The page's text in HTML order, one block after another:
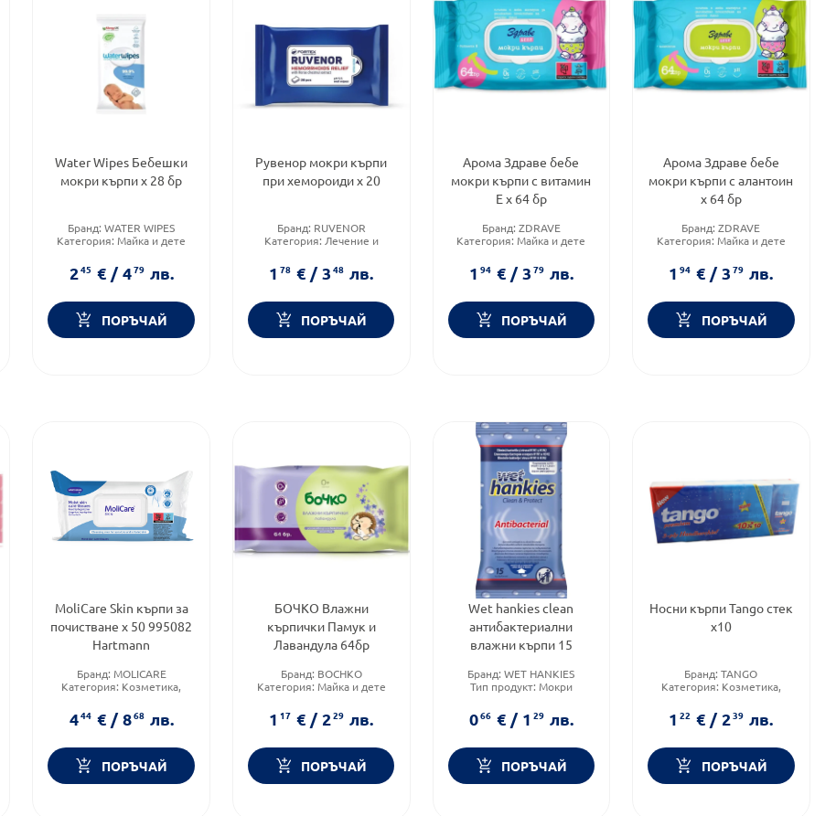
Water Wipes Бебешки
мокри кърпи х 28 бр
Бранд:WATER WIPES
Категория: Майка и дете
кърпички
245 € / 479 лв.
ПОРЪЧАЙ
Рувенор мокри кърпи
при хемороиди х 20
Бранд: RUVENOR
Категория: Лечение и
Форма на продукта:
кърпички
178 € / 348 лв.
ПОРЪЧАЙ
Арома Здраве бебе
мокри кърпи с витамин
Е х 64 бр
Бранд: ZDRAVE
Категория: Майка и дете
кърпички
194 € / 379 лв.
ПОРЪЧАЙ
Арома Здраве бебе
мокри кърпи с алантоин
х 64 бр
Бранд:ZDRAVE
Категория: Майка и дете
кърпички
194 € / 379 лв.
ПОРЪЧАЙ
MoliCare Skin кърпи за
почистване х 50 995082
Hartmann
Бранд: MOLICARE
Категория: Козметика,
Тип продукт:Мокри
кърпички
444 € / 868 лв.
ПОРЪЧАЙ
БОЧКО Влажни
кърпички Памук и
Лавандула 64бр
Бранд: BOCHKO
Категория: Майка и дете
кърпи
117 € / 229 лв.
ПОРЪЧАЙ
Wet hankies clean
антибактериални
влажни кърпи 15
Бранд:WET HANKIES
Тип продукт: Мокри
Форма на продукта:
кърпички
066 € / 129 лв.
ПОРЪЧАЙ
Носни кърпи Tango стек
х10
Бранд:TANGO
Категория: Козметика,
Тип продукт:Сухи кърпички
122 € / 239 лв.
ПОРЪЧАЙ